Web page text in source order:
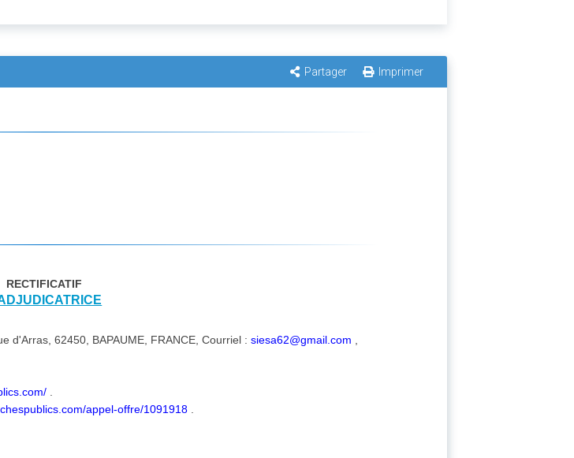
Partager Imprimer
RECTIFICATIF
d'Arras, 62450, BAPAUME, FRANCE, Courriel :siesa62@gmail.com ,
.
appel-offre/1091918 .